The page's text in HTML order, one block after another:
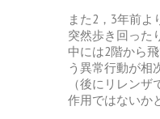
また2，3年前よ
突然歩き回った
中には2階から
う異常行動が相
（後にリレン
作用ではないか